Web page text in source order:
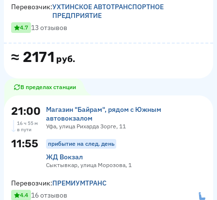
≈ 2171 руб.
Перевозчик:УХТИНСКОЕ АВТОТРАНСПОРТНОЕ
ПРЕДПРИЯТИЕ
4.7 13 отзывов
В пределах станции
21:00
Магазин "Байрам", рядом с Южным
автовокзалом
Уфа, улица Рихарда Зорге, 11
16 ч 55 м
в пути
11:55 прибытие на след. день
ЖД Вокзал
Сыктывкар, улица Морозова, 1
Перевозчик:ПРЕМИУМТРАНС
4.4 16 отзывов